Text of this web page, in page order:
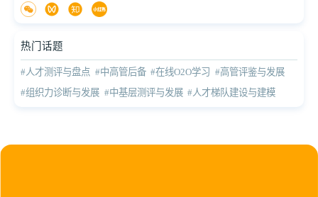
热门话题
#人才测评与盘点 #中高管后备 #在线O2O学习 #高管评鉴与发展
#组织力诊断与发展 #中基层测评与发展 #人才梯队建设与建模